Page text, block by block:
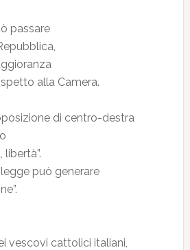
passare
alla Camera.
di centro-destra
libertà”.
può generare
vescovi cattolici italiani,